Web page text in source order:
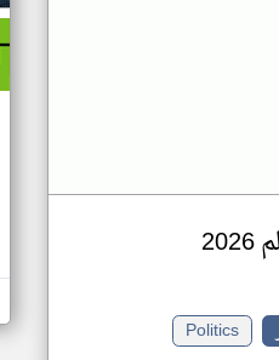
Politics